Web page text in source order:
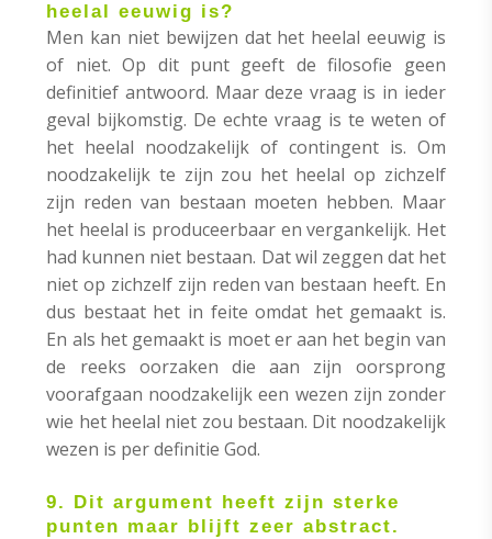
heelal eeuwig is?
Men kan niet bewijzen dat het heelal eeuwig is
of niet. Op dit punt geeft de filosofie geen
definitief antwoord. Maar deze vraag is in ieder
geval bijkomstig. De echte vraag is te weten of
het heelal noodzakelijk of contingent is. Om
noodzakelijk te zijn zou het heelal op zichzelf
zijn reden van bestaan moeten hebben. Maar
het heelal is produceerbaar en vergankelijk. Het
had kunnen niet bestaan. Dat wil zeggen dat het
niet op zichzelf zijn reden van bestaan heeft. En
dus bestaat het in feite omdat het gemaakt is.
En als het gemaakt is moet er aan het begin van
de reeks oorzaken die aan zijn oorsprong
voorafgaan noodzakelijk een wezen zijn zonder
wie het heelal niet zou bestaan. Dit noodzakelijk
wezen is per definitie God.
9. Dit argument heeft zijn sterke
punten maar blijft zeer abstract.